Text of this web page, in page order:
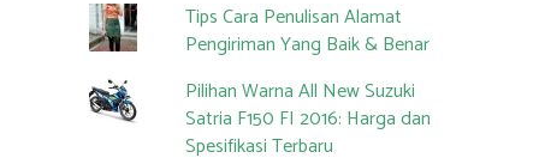
Tips Cara Penulisan Alamat
Pengiriman Yang Baik & Benar
Pilihan Warna All New Suzuki
Satria F150 FI 2016: Harga dan
Spesifikasi Terbaru